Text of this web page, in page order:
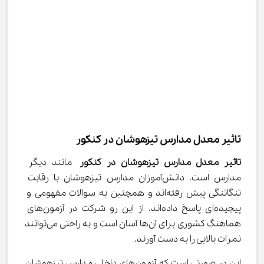
تاثیر معدل مدارس تیزهوشان در کنکور
تاثیر معدل مدارس تیزهوشان در کنکور
مانند دیگر
مدارس است. دانش‌آموزان مدارس تیزهوشان با رقابت
تنگاتنگی پیش رفته‌اند و همچنین به سوالات مفهومی و
پیچیده‌ای پاسخ داده‌اند. از این رو شرکت در آزمون‌های
هماهنگ کشوری برای آن‌ها آسان است و به راحتی می‌توانند
نمرات بالایی را به دست آورند.